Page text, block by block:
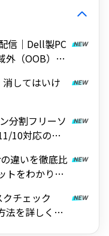
信｜Dell製PC
外（OOB）ア
してはいけ
分割フリーソ
10対応の無
違いを徹底比
トをわかりや
チェック
法を詳しく解